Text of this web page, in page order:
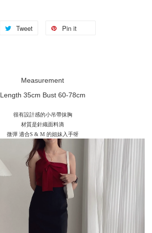
Tweet Pin it
Measurement
Length 35cm Bust 60-78cm
很有設計感的小吊帶抹胸
材質是針織面料滴
微彈 適合S & M 的姐妹入手呀